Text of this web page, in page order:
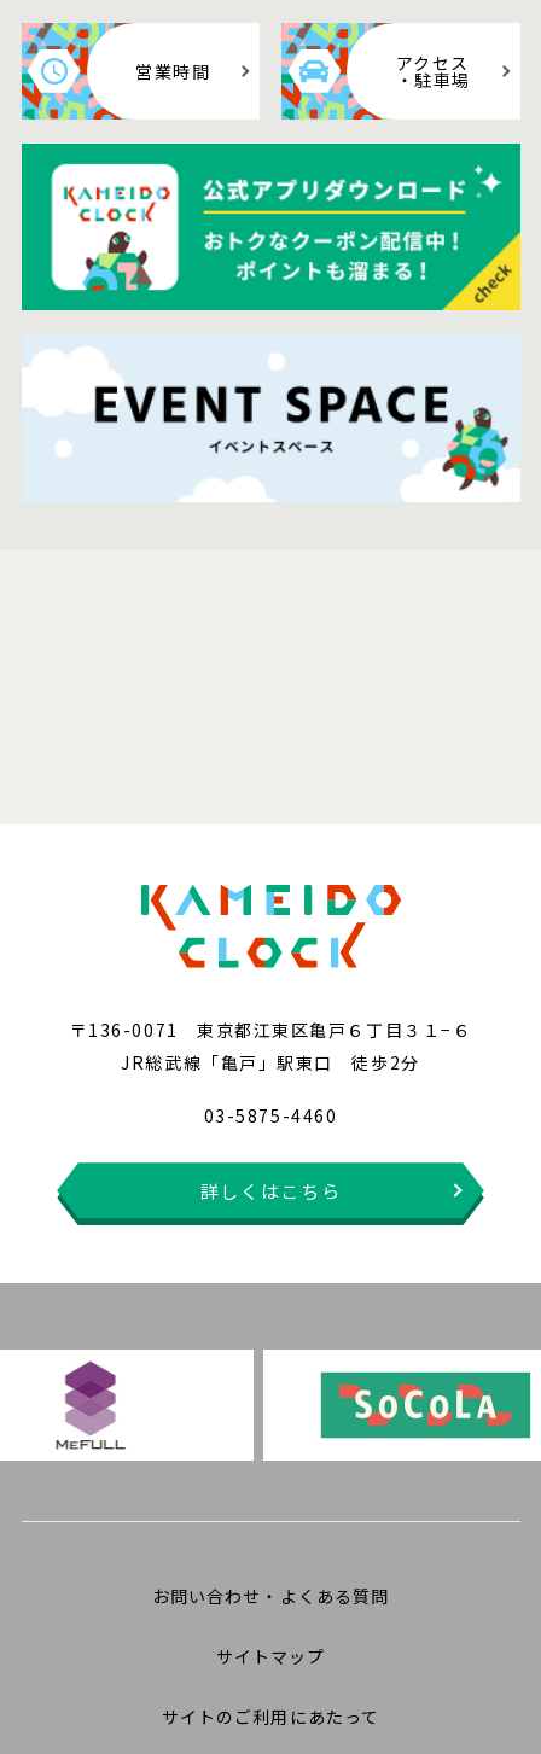
営業時間 アクセス
・駐車場
〒136-0071 東京都江東区亀戸６丁目３１−６
JR総武線「亀戸」駅東口 徒歩2分
03-5875-4460
詳しくはこちら
お問い合わせ・よくある質問
サイトマップ
サイトのご利用にあたって